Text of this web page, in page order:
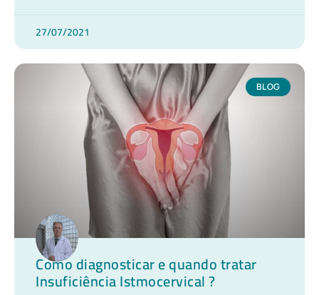
27/07/2021
BLOG
Como diagnosticar e quando tratar
Insuficiência Istmocervical ?